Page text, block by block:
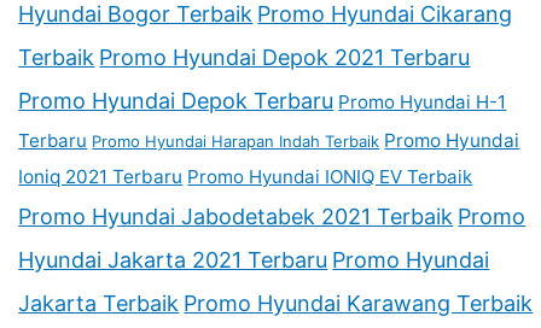
Hyundai Bogor Terbaik Promo Hyundai Cikarang
Terbaik Promo Hyundai Depok 2021 Terbaru
Promo Hyundai Depok Terbaru Promo Hyundai H-1
Terbaru Promo Hyundai Harapan Indah Terbaik Promo Hyundai
Ioniq 2021 Terbaru Promo Hyundai IONIQ EV Terbaik
Promo Hyundai Jabodetabek 2021 Terbaik Promo
Hyundai Jakarta 2021 Terbaru Promo Hyundai
Jakarta Terbaik Promo Hyundai Karawang Terbaik